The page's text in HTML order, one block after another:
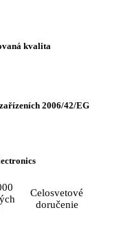
kvalita
2006/42/EG
Celosvetové
doručenie